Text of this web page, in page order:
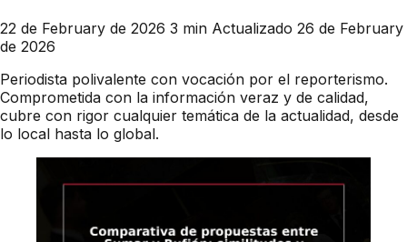
22 de February de 2026 3 min Actualizado 26 de February
de 2026
Periodista polivalente con vocación por el reporterismo.
Comprometida con la información veraz y de calidad,
cubre con rigor cualquier temática de la actualidad, desde
lo local hasta lo global.